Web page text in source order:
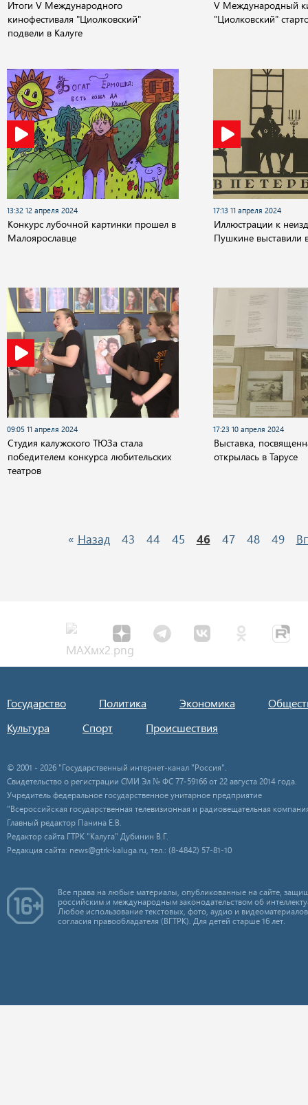
Итоги V Международного
кинофестиваля "Циолковский"
подвели в Калуге
V Международный
"Циолковский"
13:32 12 апреля 2024
Конкурс лубочной картинки прошел в
Малоярославце
17:13 11 апреля 2024
Иллюстрации к
Пушкине выставили
09:05 11 апреля 2024
Студия калужского ТЮЗа стала
победителем конкурса любительских
театров
17:23 10 апреля 2024
Выставка,
открылась в Тарусе
« Назад 43 44 45 46 47 48 49
Государство Политика Экономика
Культура
Спорт Происшествия
© 2001 - 2026 "Государственный интернет-канал "Россия".
Свидетельство о регистрации СМИ Эл № ФС 77-59166 от 22 августа 2014 года.
Учредитель федеральное государственное унитарное предприятие
"Всероссийская государственная телевизионная и радиовещательная
Главный редактор Панина Е.В.
Редактор сайта ГТРК "Калуга" Дубинин В.Г.
Редакция сайта: news@gtrk-kaluga.ru, тел.: (8-4842) 57-81-10
Все права на любые материалы, опубликованные на сайте,
российским и международным законодательством об
Любое использование текстовых, фото, аудио и
согласия правообладателя (ВГТРК). Для детей старше 16 лет.